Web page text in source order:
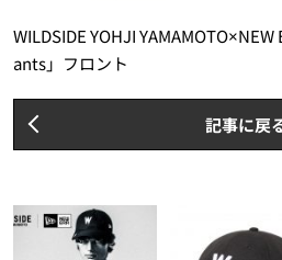
WILDSIDE YOHJI
ants」フロント
記事に戻